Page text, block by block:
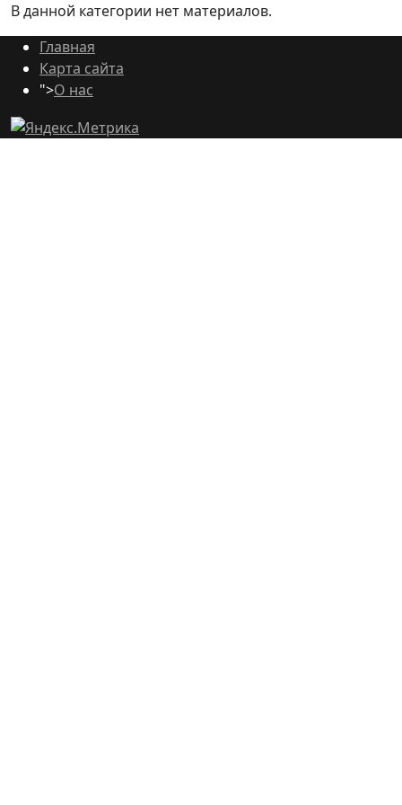
В данной категории нет материалов.
Главная
Карта сайта
">О нас